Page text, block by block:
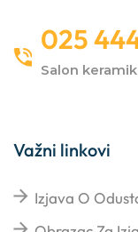
025
Salon
Važni linkovi
Izjava O